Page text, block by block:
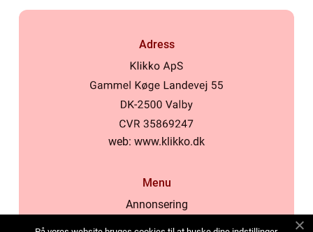
Adress
web: www.klikko.dk
Menu
Annonsering